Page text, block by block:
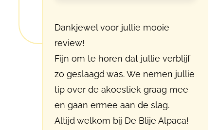
Dankjewel voor jullie mooie
review!
Fijn om te horen dat jullie verblijf
zo geslaagd was. We nemen jullie
tip over de akoestiek graag mee
en gaan ermee aan de slag.
Altijd welkom bij De Blije Alpaca!